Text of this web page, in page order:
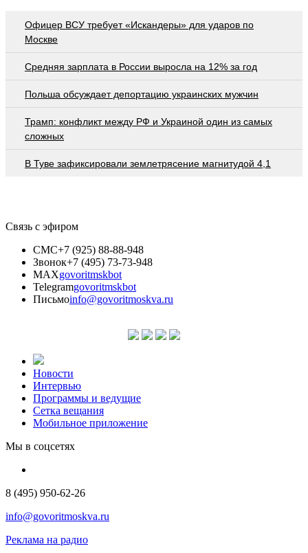
Офицер ВСУ требует «Искандеры» для ударов по
Москве
Средняя зарплата в России выросла на 12% за год
Польша обсуждает депортацию украинских мужчин
Трамп: конфликт между РФ и Украиной один из самых
сложных
В Туве зафиксировали землетрясение магнитудой 4,1
Связь с эфиром
СМС+7 (925) 88-88-948
Звонок+7 (495) 73-73-948
MAXgovoritmskbot
Telegramgovoritmskbot
Письмоinfo@govoritmoskva.ru
Новости
Интервью
Программы и ведущие
Сетка вещания
Мобильное приложение
Мы в соцсетях
8 (495) 950-62-26
info@govoritmoskva.ru
Реклама на радио